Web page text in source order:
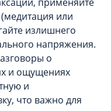
или
излишнего
напряжения.
о
и ощущениях
и
что важно для